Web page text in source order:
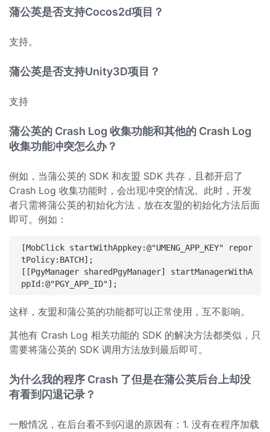
蒲公英是否支持Cocos2d项目？
支持。
蒲公英是否支持Unity3D项目？
支持
蒲公英的 Crash Log 收集功能和其他的 Crash Log
收集功能冲突怎么办？
例如，当蒲公英的 SDK 和友盟 SDK 共存，且都开启了
Crash Log 收集功能时，会出现冲突的情况。此时，开发
者只需将蒲公英的初始化方法，放在友盟的初始化方法后面
即可。例如：
[MobClick startWithAppkey:@"UMENG_APP_KEY" repor
tPolicy:BATCH];
[[PgyManager sharedPgyManager] startManagerWithA
这样，友盟和蒲公英的功能都可以正常使用，互不影响。
其他有 Crash Log 相关功能的 SDK 的解决方法都类似，只
需要将蒲公英的 SDK 调用方法放到最后即可。
为什么我的程序 Crash 了但是在蒲公英后台上却没
有看到闪退记录？
一般情况，在后台看不到闪退的原因有：1. 没有在程序加载